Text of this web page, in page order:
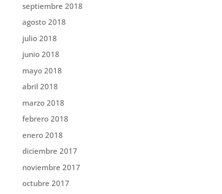
septiembre 2018
agosto 2018
julio 2018
junio 2018
mayo 2018
abril 2018
marzo 2018
febrero 2018
enero 2018
diciembre 2017
noviembre 2017
octubre 2017